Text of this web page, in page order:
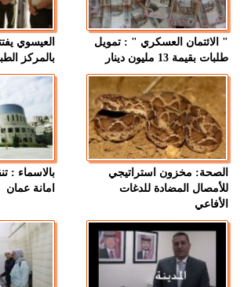
" الائتمان العسكري " : تمويل
طلبات بقيمة 13 مليون دينار
العيسوي
بالمركز
الصحة: مخزون استراتيجي
للأمصال المضادة للدغات
الأفاعي
بالاسماء :
امانة عمان